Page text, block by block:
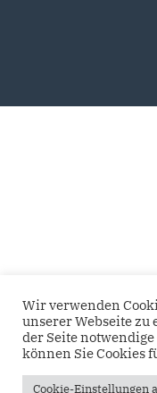
Wir verwenden
unserer Webseite
der Seite
können Sie Cookies
Cookie-Einstellungen